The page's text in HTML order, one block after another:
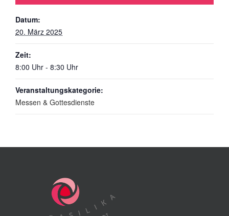
Datum:
20. März 2025
Zeit:
8:00 Uhr - 8:30 Uhr
Veranstaltungskategorie:
Messen & Gottesdienste